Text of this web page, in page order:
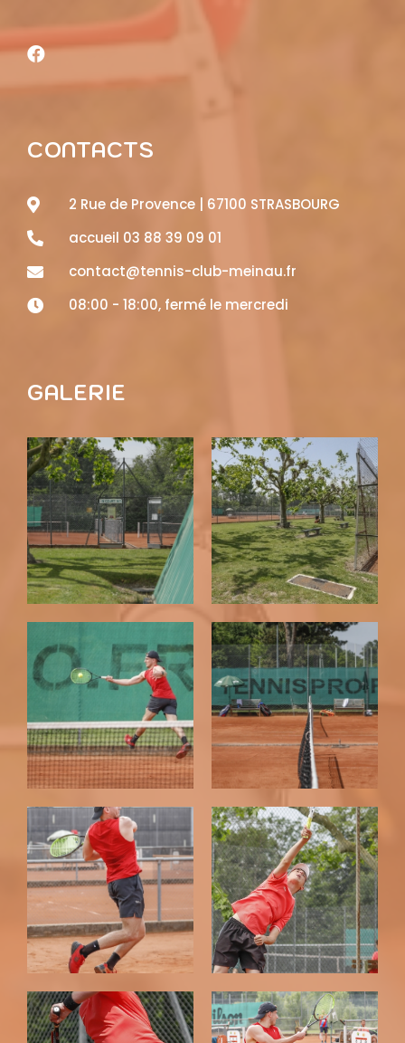
CONTACTS
2 Rue de Provence | 67100 STRASBOURG
accueil 03 88 39 09 01
contact@tennis-club-meinau.fr
08:00 - 18:00, fermé le mercredi
GALERIE